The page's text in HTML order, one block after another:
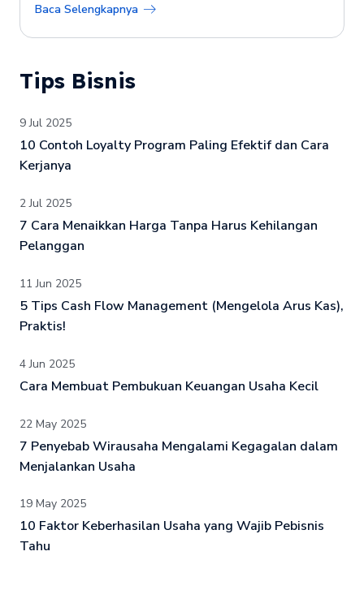
Baca Selengkapnya
Tips Bisnis
9 Jul 2025
10 Contoh Loyalty Program Paling Efektif dan Cara
Kerjanya
2 Jul 2025
7 Cara Menaikkan Harga Tanpa Harus Kehilangan
Pelanggan
11 Jun 2025
5 Tips Cash Flow Management (Mengelola Arus Kas),
Praktis!
4 Jun 2025
Cara Membuat Pembukuan Keuangan Usaha Kecil
22 May 2025
7 Penyebab Wirausaha Mengalami Kegagalan dalam
Menjalankan Usaha
19 May 2025
10 Faktor Keberhasilan Usaha yang Wajib Pebisnis
Tahu